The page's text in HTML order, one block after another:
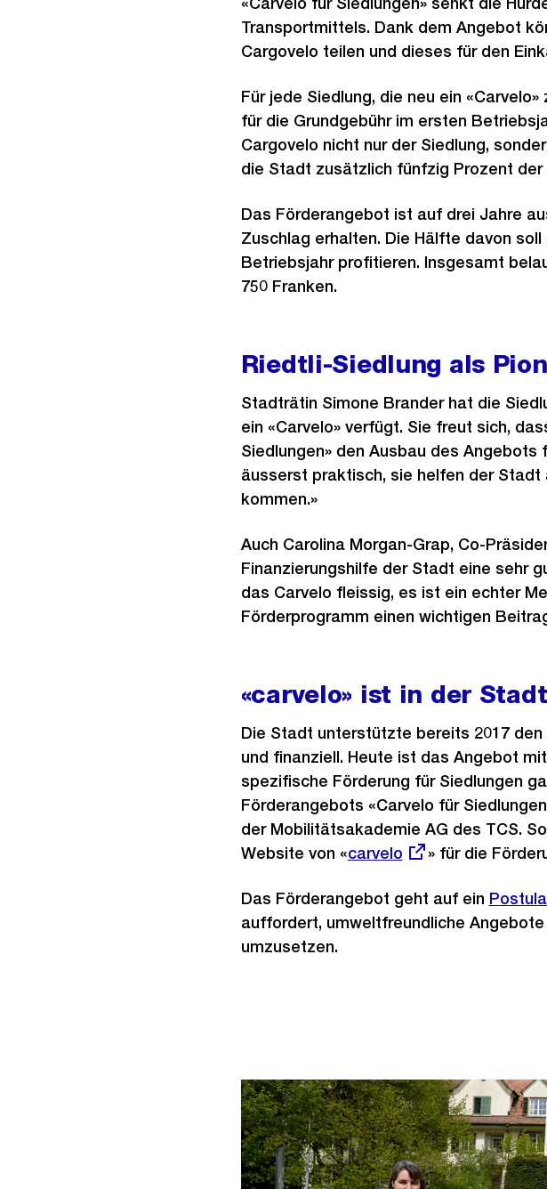
Transportmittels. Dank dem Angebot
Cargovelo teilen und dieses für den
Für jede Siedlung, die neu ein
für die Grundgebühr im ersten
Cargovelo nicht nur der Siedlung,
die Stadt zusätzlich fünfzig Prozent
Das Förderangebot ist auf drei Jahre
Zuschlag erhalten. Die Hälfte davon
Betriebsjahr profitieren. Insgesamt
750 Franken.
Riedtli-Siedlung als
Stadträtin Simone Brander hat die
ein «Carvelo» verfügt. Sie freut sich,
Siedlungen» den Ausbau des Angebots
äusserst praktisch, sie helfen der Stadt
kommen.»
Auch Carolina Morgan-Grap, Co-
Finanzierungshilfe der Stadt eine sehr
das Carvelo fleissig, es ist ein echter
Förderprogramm einen wichtigen
«carvelo» ist in der
Die Stadt unterstützte bereits 2017
und finanziell. Heute ist das Angebot
spezifische Förderung für Siedlungen
Förderangebots «Carvelo für
der Mobilitätsakademie AG des TCS.
Website von «Externer
carvelo » für die
Das Förderangebot geht auf ein
Link:
auffordert, umweltfreundliche
umzusetzen.